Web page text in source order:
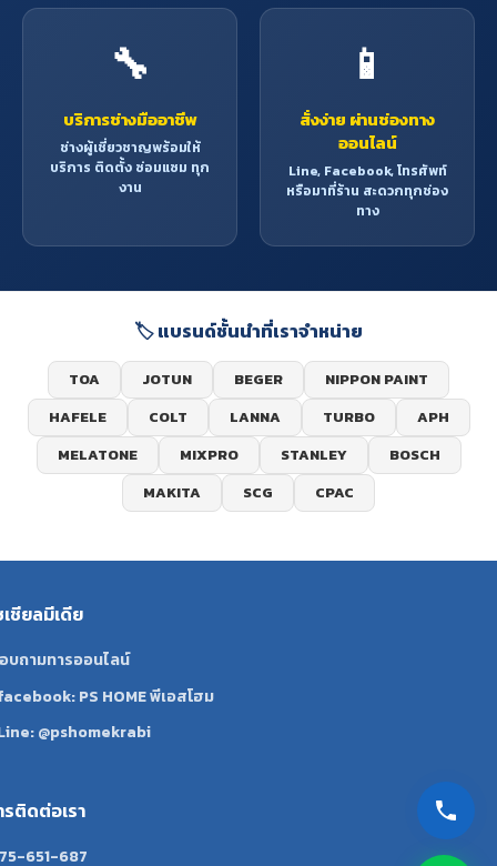
🔧
บริการช่างมืออาชีพ
ช่างผู้เชี่ยวชาญพร้อมให้
บริการ ติดตั้ง ซ่อมแซม ทุก
งาน
📱
สั่งง่าย ผ่านช่องทาง
ออนไลน์
Line, Facebook, โทรศัพท์
หรือมาที่ร้าน สะดวกทุกช่อง
ทาง
🏷️ แบรนด์ชั้นนำที่เราจำหน่าย
TOA JOTUN BEGER
NIPPON PAINT
HAFELE
COLT LANNA TURBO
APH
MELATONE
MIXPRO STANLEY
BOSCH
MAKITA
SCG CPAC
เชียลมีเดีย
บถามทารออนไลน์
PS HOME พีเอสโฮม
@pshomekrabi
รติดต่อเรา
651-687